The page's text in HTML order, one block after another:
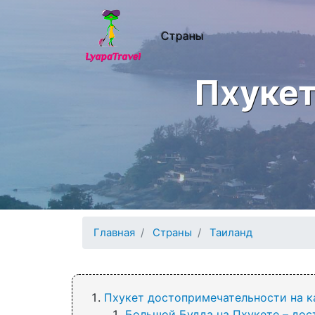
Перейти к основному содержанию
Основная
Страны
Главная Страны Таиланд
Пхукет достопримечательности на